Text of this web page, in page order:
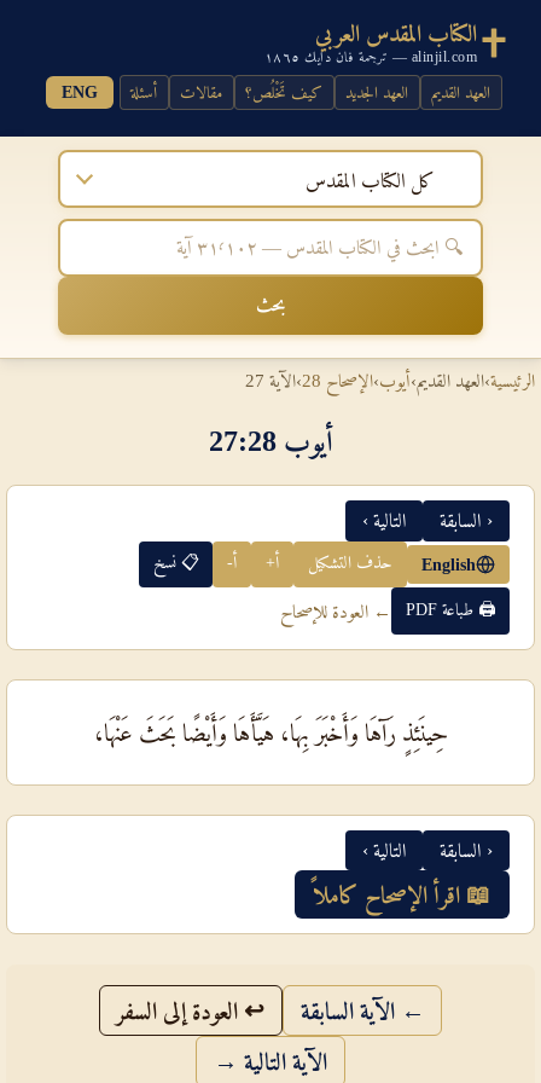
الكتاب المقدس العربي
alinjil.com — ترجمة فان دايك ١٨٦٥
العهد القديم العهد الجديد كيف تَخْلُص؟ مقالات أسئلة ENG
كل الكتاب المقدس
بحث
الرئيسية›العهد القديم›أيوب›الإصحاح 28 ›الآية 27
أيوب 28‏:‏27
‹ السابقة التالية ›
English حذف التشكيل أ+ أ- 📋 نسخ
🖨 طباعة PDF ← العودة للإصحاح
حِينَئِذٍ رَآهَا وَأَخْبَرَ بِهَا، هَيَّأَهَا وَأَيْضًا بَحَثَ عَنْهَا،
‹ السابقة التالية ›
📖 اقرأ الإصحاح كاملاً
← الآية السابقة
↩ العودة إلى السفر
الآية التالية →